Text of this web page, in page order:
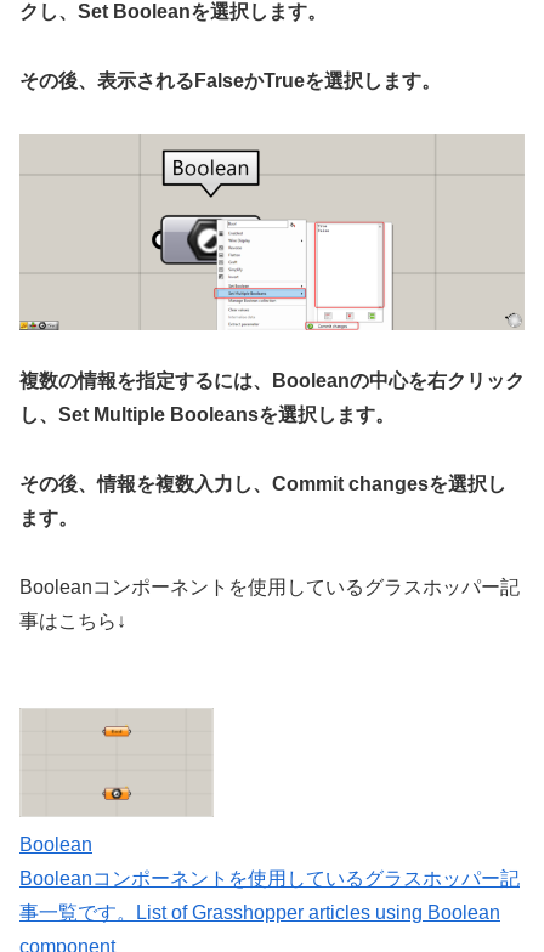
クし、Set Booleanを選択します。
その後、表示されるFalseかTrueを選択します。
複数の情報を指定するには、Booleanの中心を右クリック
し、Set Multiple Booleansを選択します。
その後、情報を複数入力し、Commit changesを選択し
ます。
Booleanコンポーネントを使用しているグラスホッパー記
事はこちら↓
Boolean
Booleanコンポーネントを使用しているグラスホッパー記
事一覧です。List of Grasshopper articles using Boolean
component